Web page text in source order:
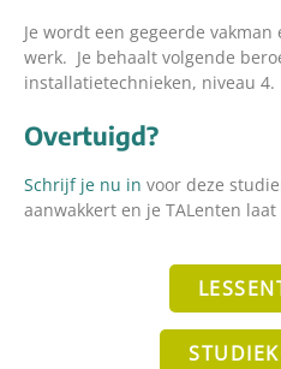
Je wordt een gegeerde
werk. Je behaalt volgende
installatietechnieken, niveau 4.
Overtuigd?
Schrijf je nu in voor deze
aanwakkert en je TALenten